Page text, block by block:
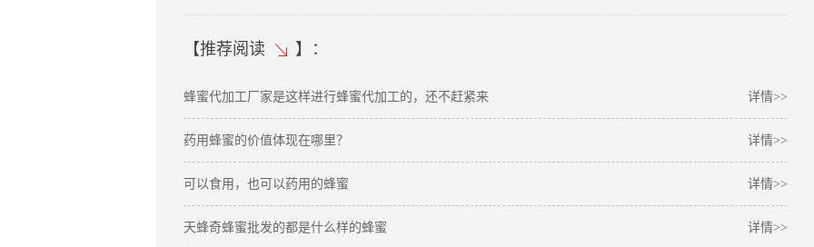
【推荐阅读 】：
详情>>
蜂蜜代加工厂家是这样进行蜂蜜代加工的，还不赶紧来
详情>>
药用蜂蜜的价值体现在哪里？
详情>>
可以食用，也可以药用的蜂蜜
详情>>
天蜂奇蜂蜜批发的都是什么样的蜂蜜